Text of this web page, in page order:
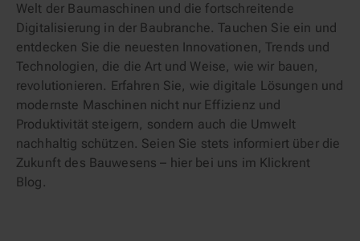
Welt der Baumaschinen und die fortschreitende
Digitalisierung in der Baubranche. Tauchen Sie ein und
entdecken Sie die neuesten Innovationen, Trends und
Technologien, die die Art und Weise, wie wir bauen,
revolutionieren. Erfahren Sie, wie digitale Lösungen und
modernste Maschinen nicht nur Effizienz und
Produktivität steigern, sondern auch die Umwelt
nachhaltig schützen. Seien Sie stets informiert über die
Zukunft des Bauwesens – hier bei uns im Klickrent
Blog.